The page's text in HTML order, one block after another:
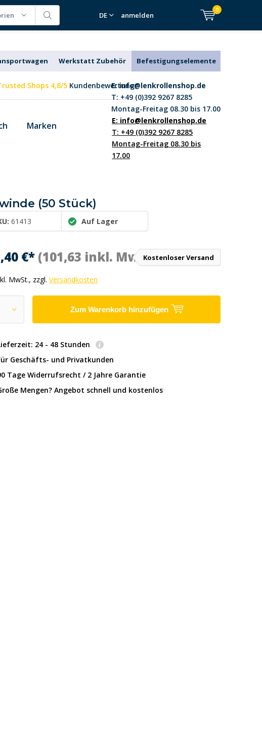
DE anmelden
0
Werkstatt Zubehör Befestigungselemente
Shops 4,8/5 Kundenbewertung
E:info@lenkrollenshop.de
T: +49 (0)392 9267 8285
Montag-Freitag 08.30 bis 17.00
Marken E: info@lenkrollenshop.de
T: +49 (0)392 9267 8285
Montag-Freitag 08.30 bis
17.00
(50 Stück)
61413 Auf Lager
€* (101,63 inkl. MwSt.)Kostenloser Versand
MwSt., zzgl.Versandkosten
Zum Warenkorb hinzufügen
24 - 48 Stunden
Geschäfts- und Privatkunden
Tage Widerrufsrecht / 2 Jahre Garantie
Mengen? Angebot schnell und kostenlos